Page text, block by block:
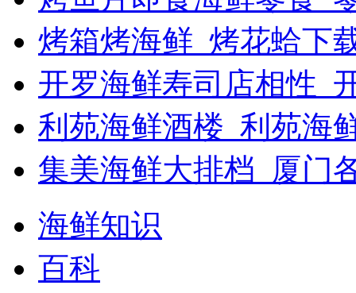
烤箱烤海鲜_烤花蛤下
开罗海鲜寿司店相性_
利苑海鲜酒楼_利苑海
集美海鲜大排档_厦门
海鲜知识
百科